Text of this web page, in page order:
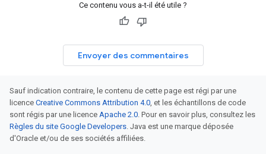
Ce contenu vous a-t-il été utile ?
Envoyer des commentaires
Sauf indication contraire, le contenu de cette page est régi par une
licence Creative Commons Attribution 4.0, et les échantillons de code
sont régis par une licence Apache 2.0. Pour en savoir plus, consultez les
Règles du site Google Developers. Java est une marque déposée
d'Oracle et/ou de ses sociétés affiliées.